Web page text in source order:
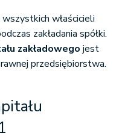
właścicieli
zakładania spółki.
zakładowego jest
przedsiębiorstwa.